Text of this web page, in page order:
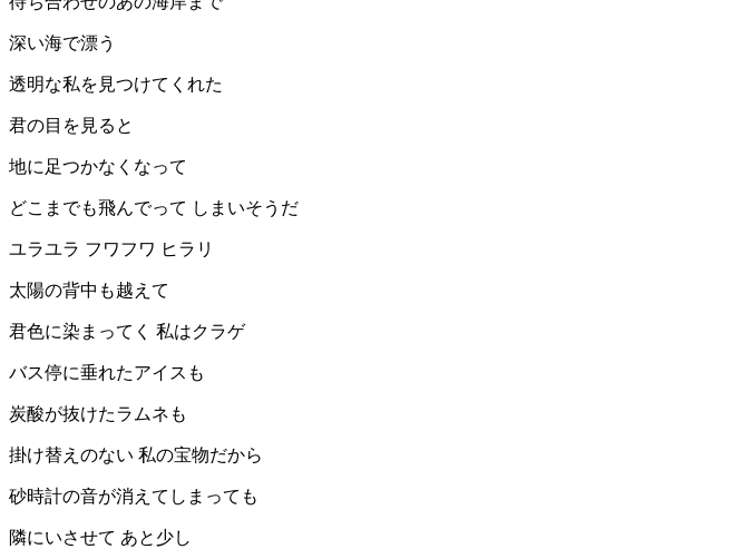
深い海で漂う
透明な私を見つけてくれた
君の目を見ると
地に足つかなくなって
どこまでも飛んでって しまいそうだ
ユラユラ フワフワ ヒラリ
太陽の背中も越えて
君色に染まってく 私はクラゲ
バス停に垂れたアイスも
炭酸が抜けたラムネも
掛け替えのない 私の宝物だから
砂時計の音が消えてしまっても
隣にいさせて あと少し